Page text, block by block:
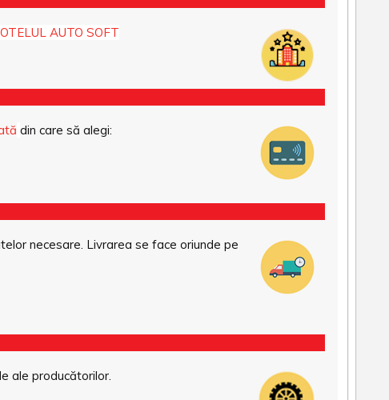
AUTO SOFT
din care să alegi:
necesare. Livrarea se face oriunde pe
ale producătorilor.